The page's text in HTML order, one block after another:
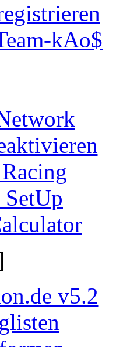
kAo$
v5.2